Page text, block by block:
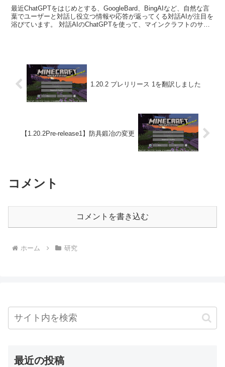
最近ChatGPTをはじめとする、GoogleBard、BingAIなど、自然な言
葉でユーザーと対話し役立つ情報や応答が返ってくる対話AIが注目を
浴びています。 対話AIのChatGPTを使って、マインクラフトのサポ
1.20.2 プレリリース 1を翻訳しました
【1.20.2Pre-release1】防具鍛冶の変更
コメント
コメントを書き込む
ホーム 研究
最近の投稿